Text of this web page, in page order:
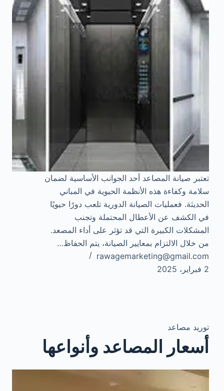
تعتبر صيانة المصاعد أحد الجوانب الأساسية لضمان
سلامة وكفاءة هذه الأنظمة الحيوية في المباني
الحديثة. فعمليات الصيانة الدورية تلعب دورًا حيويًا
في الكشف عن الأعطال المحتملة وتجنب
المشكلات الكبيرة التي قد تؤثر على أداء المصعد.
من خلال الالتزام بمعايير الصيانة، يتم الحفاظ…
rawagemarketing@gmail.com
2 فبراير، 2025
توريد مصاعد
أسعار المصاعد وأنواعها